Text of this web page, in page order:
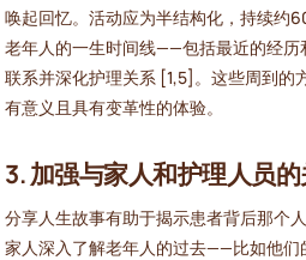
唤起回忆。活动应为半结构化，持续约
老年人的一生时间线——包括最近的经
联系并深化护理关系 [1,5]。这些周到的
有意义且具有变革性的体验。
3. 加强与家人和护理人员
分享人生故事有助于揭示患者背后那个
家人深入了解老年人的过去——比如他们